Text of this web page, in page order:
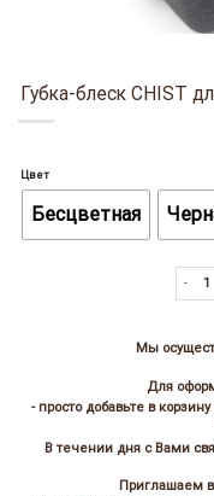
Губка-блеск CHIST
Цвет
Бесцветная
Мы
Для
- просто добавьте в
В течении дня с Вами
Приглашаем